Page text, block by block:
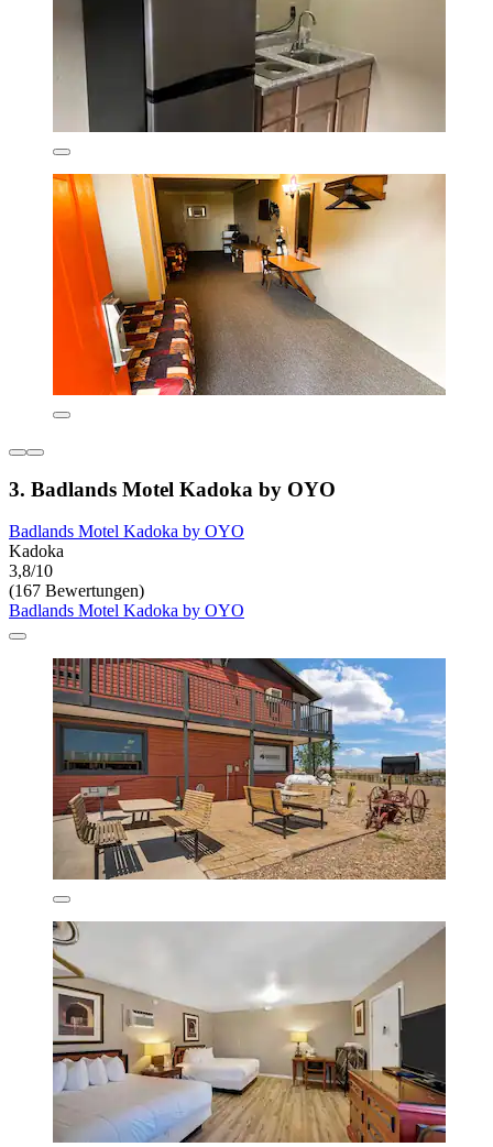
3. Badlands Motel Kadoka by OYO
Badlands Motel Kadoka by OYO
Kadoka
3,8/10
(167 Bewertungen)
Badlands Motel Kadoka by OYO